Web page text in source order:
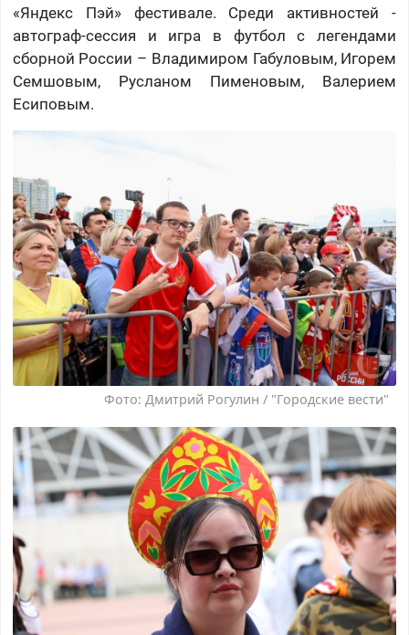
«Яндекс Пэй» фестивале. Среди активностей -
автограф-сессия и игра в футбол с легендами
сборной России – Владимиром Габуловым, Игорем
Семшовым, Русланом Пименовым, Валерием
Есиповым.
Фото: Дмитрий Рогулин / "Городские вести"